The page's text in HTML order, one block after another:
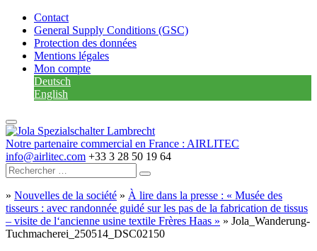
Contact
General Supply Conditions (GSC)
Protection des données
Mentions légales
Mon compte
Deutsch
English
Notre partenaire commercial en France : AIRLITEC
info@airlitec.com +33 3 28 50 19 64
» Nouvelles de la société » À lire dans la presse : « Musée des
tisseurs : avec randonnée guidé sur les pas de la fabrication de tissus
– visite de l‘ancienne usine textile Frères Haas » » Jola_Wanderung-
Tuchmacherei_250514_DSC02150